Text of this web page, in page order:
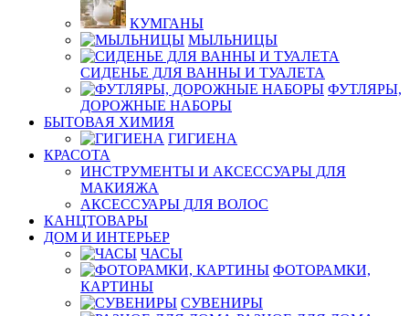
КУМГАНЫ
МЫЛЬНИЦЫ
СИДЕНЬЕ ДЛЯ ВАННЫ И ТУАЛЕТА
ФУТЛЯРЫ,
ДОРОЖНЫЕ НАБОРЫ
БЫТОВАЯ ХИМИЯ
ГИГИЕНА
КРАСОТА
ИНСТРУМЕНТЫ И АКСЕССУАРЫ ДЛЯ
МАКИЯЖА
АКСЕССУАРЫ ДЛЯ ВОЛОС
КАНЦТОВАРЫ
ДОМ И ИНТЕРЬЕР
ЧАСЫ
ФОТОРАМКИ,
КАРТИНЫ
СУВЕНИРЫ